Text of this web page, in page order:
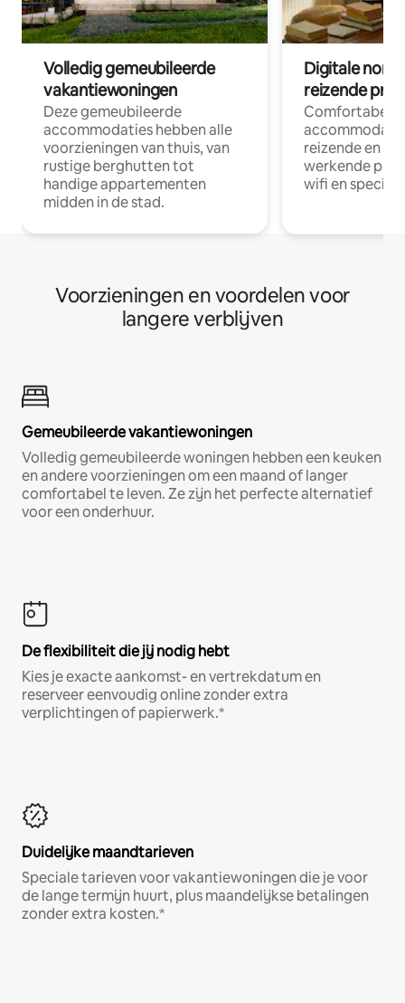
Volledig gemeubileerde
vakantiewoningen
Deze gemeubileerde
accommodaties hebben alle
voorzieningen van thuis, van
rustige berghutten tot
handige appartementen
midden in de stad.
Digitale
reizende
Comfortabele
reizende en
werkende
wifi en
Voorzieningen en voordelen voor
langere verblijven
Gemeubileerde vakantiewoningen
Volledig gemeubileerde woningen hebben een keuken
en andere voorzieningen om een maand of langer
comfortabel te leven. Ze zijn het perfecte alternatief
voor een onderhuur.
De flexibiliteit die jij nodig hebt
Kies je exacte aankomst- en vertrekdatum en
reserveer eenvoudig online zonder extra
verplichtingen of papierwerk.*
Duidelijke maandtarieven
Speciale tarieven voor vakantiewoningen die je voor
de lange termijn huurt, plus maandelijkse betalingen
zonder extra kosten.*